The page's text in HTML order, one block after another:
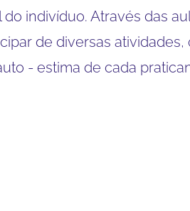
indivíduo. Através das
de diversas
- estima de cada